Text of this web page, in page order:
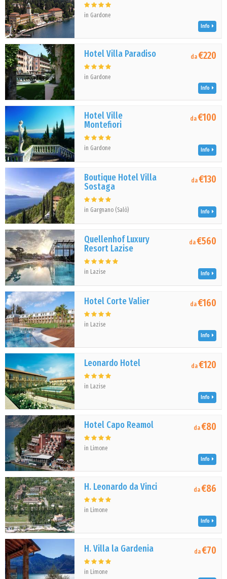
in Gardone
Info
Hotel Villa Paradiso
in Gardone
da€220
Info
Hotel Ville
Montefiori
in Gardone
da€100
Info
Boutique Hotel Villa
Sostaga
in Gargnano (Salò)
da€130
Info
Quellenhof Luxury
Resort Lazise
in Lazise
da€560
Info
Hotel Corte Valier
in Lazise
da€160
Info
Leonardo Hotel
in Lazise
da€120
Info
Hotel Capo Reamol
in Limone
da€80
Info
H. Leonardo da Vinci
in Limone
da€86
Info
H. Villa la Gardenia
in Limone
da€70